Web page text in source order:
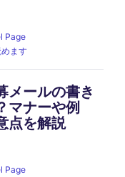
Page
ます
メールの書き
マナーや例
点を解説
Page